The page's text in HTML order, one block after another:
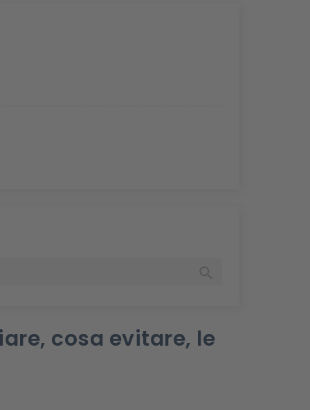
cosa evitare, le